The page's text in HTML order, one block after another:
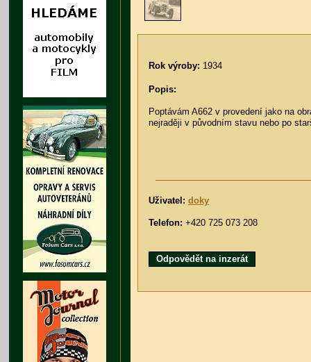
Rok výroby: 1934
Popis:
Poptávám A662 v provedení jako na
nejraději v původním stavu nebo po
Uživatel: doky
Telefon: +420 725 073 208
Odpovědět na inzerát